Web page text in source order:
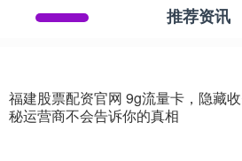
推荐资讯
福建股票配资官网 9g流量卡，隐藏
秘运营商不会告诉你的真相